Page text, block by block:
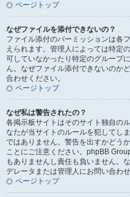
ページトップ
なぜファイルを添付できないの？
ファイル添付のパーミッションは各
えられます。管理人によっては特定
可していなかったり特定のグループ
ん。なぜファイル添付できないのか
合わせください。
ページトップ
なぜ私は警告されたの？
各掲示板サイトはそのサイト独自の
なたが当サイトのルールを犯してし
ではありません。警告を出すかどう
ことにご注意ください。phpBB
もありませんし責任も負いません。
デレータまたは管理人にお問い合わせ
ページトップ